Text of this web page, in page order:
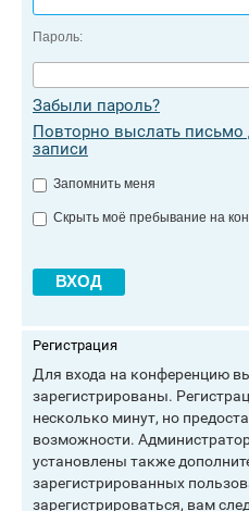
Пароль:
Забыли пароль?
Повторно выслать письмо
записи
Запомнить меня
Скрыть моё пребывание на
Регистрация
Для входа на конференцию
зарегистрированы.
несколько минут, но
возможности.
установлены также
зарегистрированных
зарегистрироваться, вам